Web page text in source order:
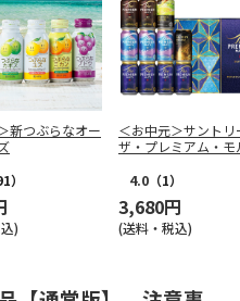
新つぶらなオー
）
)
＜お中元＞サント
ザ・プレミアム・
4.0 （1）
3,680円
(送料・税込)